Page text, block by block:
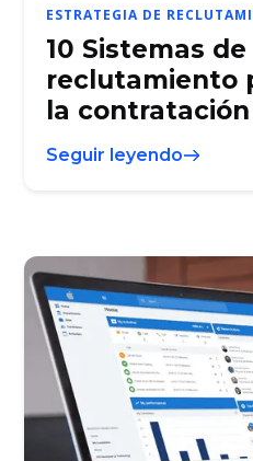
ESTRATEGIA DE
10 Sistemas
reclutamiento
la contratación
Seguir leyendo